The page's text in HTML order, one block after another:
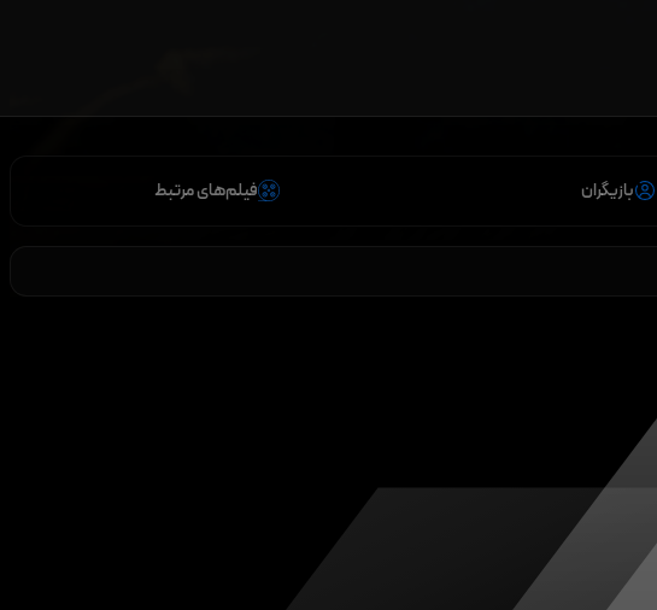
بازیگران فیلم‌های مرتبط